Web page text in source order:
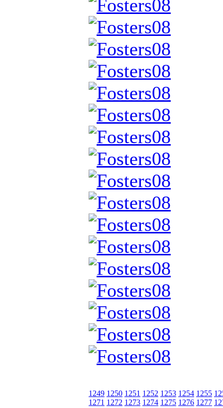
1249 1250 1251 1252 1253 1254 1255
1271 1272 1273 1274 1275 1276 1277